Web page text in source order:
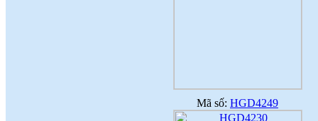
Mã số: HGD4249